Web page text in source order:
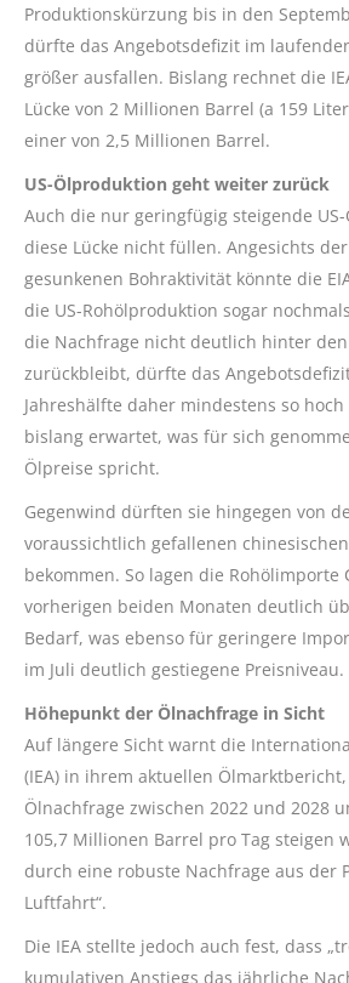
Produktionskürzung bis in den
dürfte das Angebotsdefizit im
größer ausfallen. Bislang rechnet die
Lücke von 2 Millionen Barrel (a 159
einer von 2,5 Millionen Barrel.
US-Ölproduktion geht weiter zurück
Auch die nur geringfügig steigende
diese Lücke nicht füllen. Angesichts
gesunkenen Bohraktivität könnte die
die US-Rohölproduktion sogar
die Nachfrage nicht deutlich hinter
zurückbleibt, dürfte das
Jahreshälfte daher mindestens so
bislang erwartet, was für sich
Ölpreise spricht.
Gegenwind dürften sie hingegen von
voraussichtlich gefallenen
bekommen. So lagen die Rohölimporte
vorherigen beiden Monaten deutlich
Bedarf, was ebenso für geringere
im Juli deutlich gestiegene Preisniveau.
Höhepunkt der Ölnachfrage in Sicht
Auf längere Sicht warnt die
(IEA) in ihrem aktuellen
Ölnachfrage zwischen 2022 und 2028
105,7 Millionen Barrel pro Tag steigen
durch eine robuste Nachfrage aus der
Luftfahrt“.
Die IEA stellte jedoch auch fest, dass
kumulativen Anstiegs das jährliche